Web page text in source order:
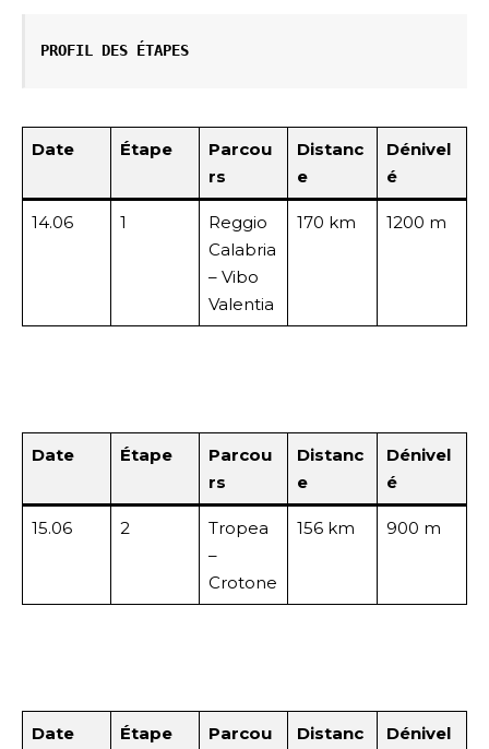
PROFIL DES ÉTAPES
Date Étape
Parcou
rs
Distanc
e
Dénivel
é
14.06 1
Reggio
Calabria
– Vibo
Valentia
170 km 1200 m
Date Étape
Parcou
rs
Distanc
e
Dénivel
é
15.06 2
Tropea
–
Crotone
156 km 900 m
Date Étape
Parcou
Distanc
Dénivel